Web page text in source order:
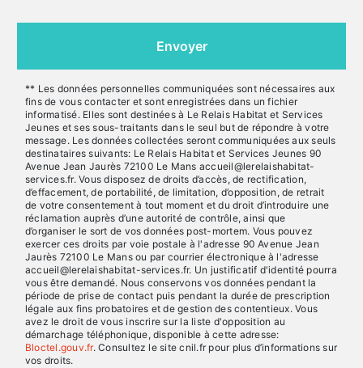
Envoyer
** Les données personnelles communiquées sont nécessaires aux
fins de vous contacter et sont enregistrées dans un fichier
informatisé. Elles sont destinées à Le Relais Habitat et Services
Jeunes et ses sous-traitants dans le seul but de répondre à votre
message. Les données collectées seront communiquées aux seuls
destinataires suivants: Le Relais Habitat et Services Jeunes 90
Avenue Jean Jaurès 72100 Le Mans accueil@lerelaishabitat-
services.fr. Vous disposez de droits d’accès, de rectification,
d’effacement, de portabilité, de limitation, d’opposition, de retrait
de votre consentement à tout moment et du droit d’introduire une
réclamation auprès d’une autorité de contrôle, ainsi que
d’organiser le sort de vos données post-mortem. Vous pouvez
exercer ces droits par voie postale à l'adresse 90 Avenue Jean
Jaurès 72100 Le Mans ou par courrier électronique à l'adresse
accueil@lerelaishabitat-services.fr. Un justificatif d'identité pourra
vous être demandé. Nous conservons vos données pendant la
période de prise de contact puis pendant la durée de prescription
légale aux fins probatoires et de gestion des contentieux. Vous
avez le droit de vous inscrire sur la liste d'opposition au
démarchage téléphonique, disponible à cette adresse:
Bloctel.gouv.fr. Consultez le site cnil.fr pour plus d’informations sur
vos droits.